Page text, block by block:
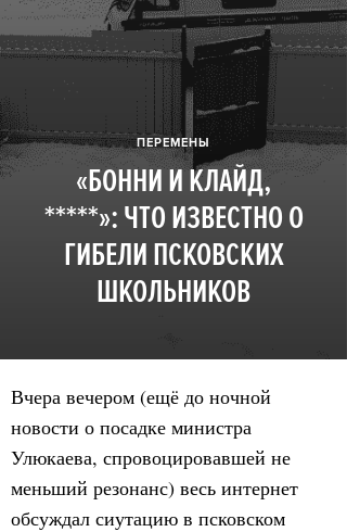
ПЕРЕМЕНЫ
«БОННИ И КЛАЙД,
*****»: ЧТО ИЗВЕСТНО О
ГИБЕЛИ ПСКОВСКИХ
ШКОЛЬНИКОВ
Вчера вечером (ещё до ночной
новости о посадке министра
Улюкаева, спровоцировавшей не
меньший резонанс) весь интернет
обсуждал сиутацию в псковском